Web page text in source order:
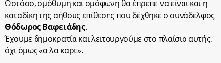
Ωστόσο, ομόθυμη και ομόφωνη θα έπρεπε να είναι και η
καταδίκη της αήθους επίθεσης που δέχθηκε ο συνάδελφος
Θόδωρος Βαφειάδης.
Έχουμε δημοκρατία και λειτουργούμε στο πλαίσιο αυτής,
όχι όμως «α λα καρτ».